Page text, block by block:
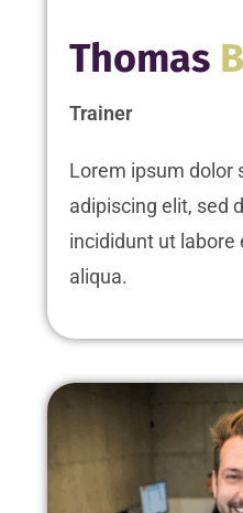
Thomas
Trainer
Lorem ipsum dolor
adipiscing elit, sed
incididunt ut labore
aliqua.